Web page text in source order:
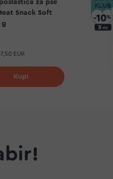
za pse
Snack Soft
g
7,50 EUR
na listu želja
Kupi